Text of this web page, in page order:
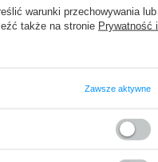
warunki przechowywania lub
także na stronie Prywatność i
Zawsze aktywne